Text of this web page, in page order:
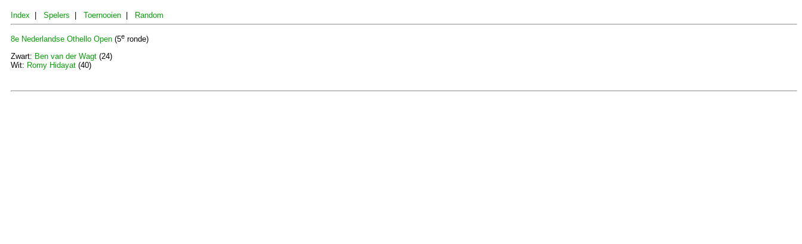
Index Spelers Toernooien Random
8e Nederlandse Othello Open (5e ronde)
Zwart: Ben van der Wagt (24)
Wit: Romy Hidayat (40)